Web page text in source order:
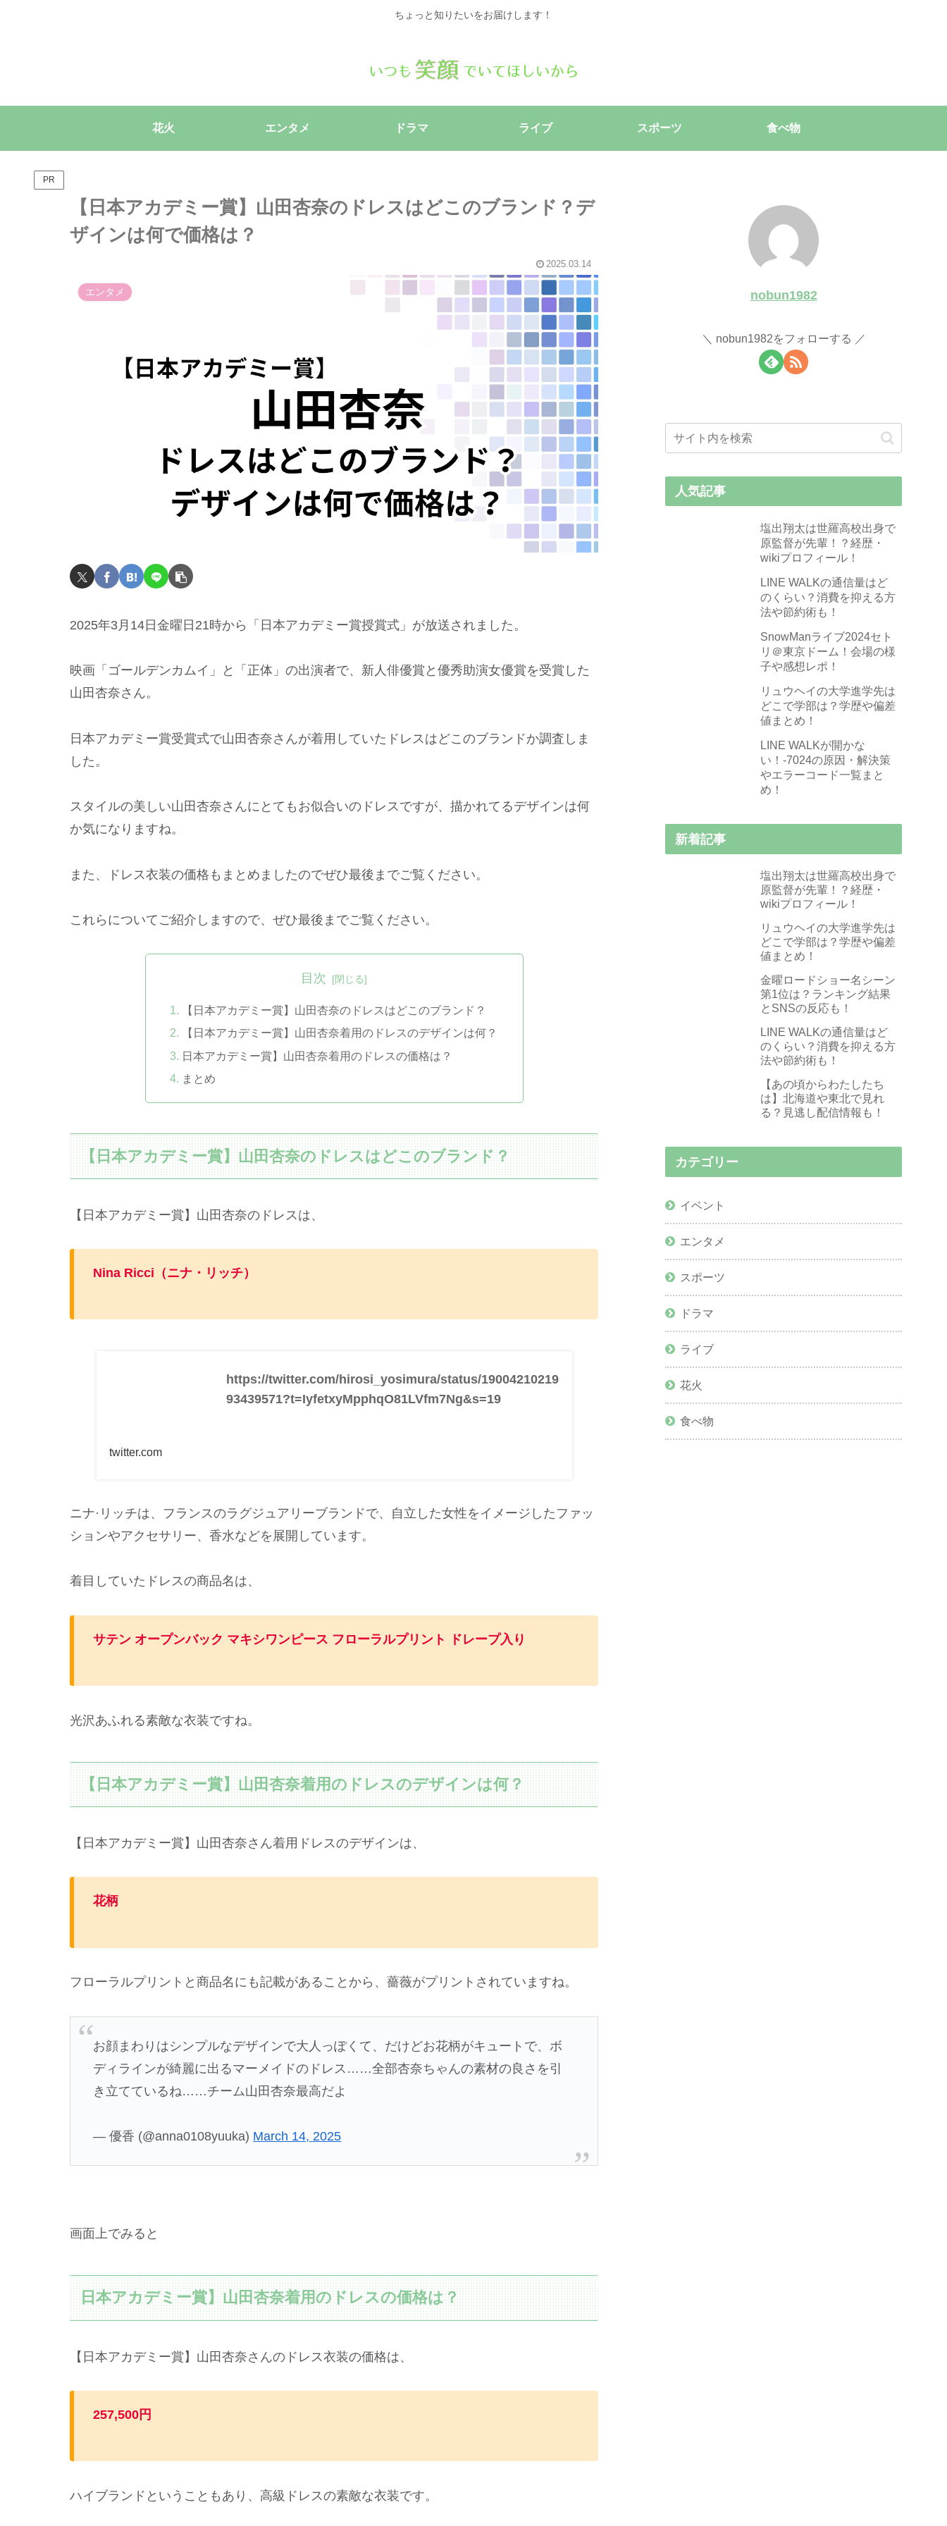
ちょっと知りたいをお届けします！
花火 エンタメ ドラマ ライブ スポーツ 食べ物
PR
【日本アカデミー賞】山田杏奈のドレスはどこのブランド？デ
ザインは何で価格は？
2025.03.14
エンタメ
2025年3月14日金曜日21時から「日本アカデミー賞授賞式」が放送されました。
映画「ゴールデンカムイ」と「正体」の出演者で、新人俳優賞と優秀助演女優賞を受賞した
山田杏奈さん。
日本アカデミー賞受賞式で山田杏奈さんが着用していたドレスはどこのブランドか調査しま
した。
スタイルの美しい山田杏奈さんにとてもお似合いのドレスですが、描かれてるデザインは何
か気になりますね。
また、ドレス衣装の価格もまとめましたのでぜひ最後までご覧ください。
これらについてご紹介しますので、ぜひ最後までご覧ください。
目次
【日本アカデミー賞】山田杏奈のドレスはどこのブランド？
【日本アカデミー賞】山田杏奈着用のドレスのデザインは何？
日本アカデミー賞】山田杏奈着用のドレスの価格は？
まとめ
【日本アカデミー賞】山田杏奈のドレスはどこのブランド？
【日本アカデミー賞】山田杏奈のドレスは、
Nina Ricci（ニナ・リッチ）
https://twitter.com/hirosi_yosimura/status/19004210219
93439571?t=IyfetxyMpphqO81LVfm7Ng&s=19
twitter.com
ニナ·リッチは、フランスのラグジュアリーブランドで、自立した女性をイメージしたファッ
ションやアクセサリー、香水などを展開しています。
着目していたドレスの商品名は、
サテン オープンバック マキシワンピース フローラルプリント ドレープ入り
光沢あふれる素敵な衣装ですね。
【日本アカデミー賞】山田杏奈着用のドレスのデザインは何？
【日本アカデミー賞】山田杏奈さん着用ドレスのデザインは、
花柄
フローラルプリントと商品名にも記載があることから、薔薇がプリントされていますね。
お顔まわりはシンプルなデザインで大人っぽくて、だけどお花柄がキュートで、ボ
ディラインが綺麗に出るマーメイドのドレス……全部杏奈ちゃんの素材の良さを引
き立てているね……チーム山田杏奈最高だよ
— 優香 (@anna0108yuuka) March 14, 2025
画面上でみると
日本アカデミー賞】山田杏奈着用のドレスの価格は？
【日本アカデミー賞】山田杏奈さんのドレス衣装の価格は、
257,500円
ハイブランドということもあり、高級ドレスの素敵な衣装です。
nobun1982
nobun1982をフォローする
人気記事
塩出翔太は世羅高校出身で
原監督が先輩！？経歴・
wikiプロフィール！
LINE WALKの通信量はど
のくらい？消費を抑える方
法や節約術も！
SnowManライブ2024セト
リ＠東京ドーム！会場の様
子や感想レポ！
リュウヘイの大学進学先は
どこで学部は？学歴や偏差
値まとめ！
LINE WALKが開かな
い！-7024の原因・解決策
やエラーコード一覧まと
め！
新着記事
塩出翔太は世羅高校出身で
原監督が先輩！？経歴・
wikiプロフィール！
リュウヘイの大学進学先は
どこで学部は？学歴や偏差
値まとめ！
金曜ロードショー名シーン
第1位は？ランキング結果
とSNSの反応も！
LINE WALKの通信量はど
のくらい？消費を抑える方
法や節約術も！
【あの頃からわたしたち
は】北海道や東北で見れ
る？見逃し配信情報も！
カテゴリー
イベント
エンタメ
スポーツ
ドラマ
ライブ
花火
食べ物